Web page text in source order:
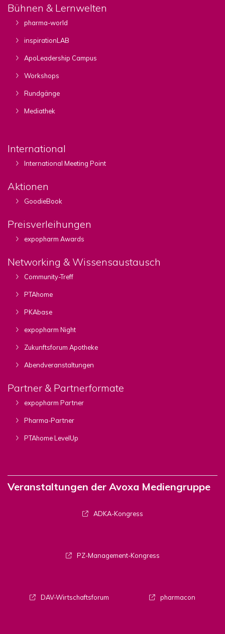
Bühnen & Lernwelten
pharma-world
inspirationLAB
ApoLeadership Campus
Workshops
Rundgänge
Mediathek
International
International Meeting Point
Aktionen
GoodieBook
Preisverleihungen
expopharm Awards
Networking & Wissensaustausch
Community-Treff
PTAhome
PKAbase
expopharm Night
Zukunftsforum Apotheke
Abendveranstaltungen
Partner & Partnerformate
expopharm Partner
Pharma-Partner
PTAhome LevelUp
Veranstaltungen der Avoxa Mediengruppe
ADKA-Kongress
PZ-Management-Kongress
DAV-Wirtschaftsforum pharmacon